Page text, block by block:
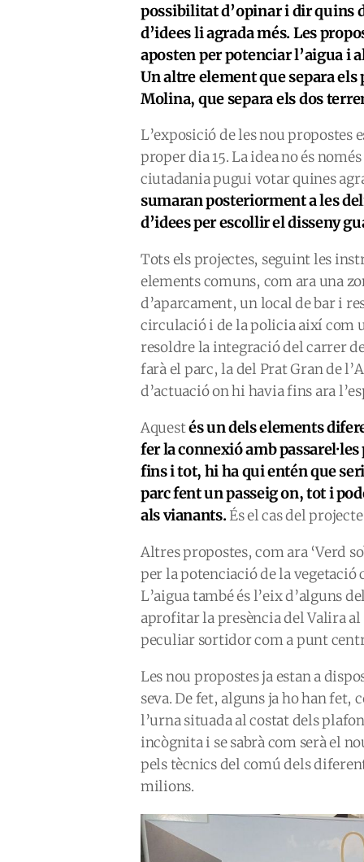
possibilitat d’opinar i dir quins
d’idees li agrada més. Les
aposten per potenciar l’aigua i
Un altre element que separa els
Molina, que separa els dos
L’exposició de les nou propostes
proper dia 15. La idea no és
ciutadania pugui votar quines
sumaran posteriorment a les
d’idees per escollir el disseny
Tots els projectes, seguint les
elements comuns, com ara una
d’aparcament, un local de bar i
circulació i de la policia així com
resoldre la integració del carrer
farà el parc, la del Prat Gran de
d’actuació on hi havia fins ara
Aquestés un dels elements
fer la connexió amb
fins i tot, hi ha qui entén que
parc fent un passeig on, tot i
als vianants.És el cas del
Altres propostes, com ara ‘Verd
per la potenciació de la
L’aigua també és l’eix d’alguns
aprofitar la presència del Valira al
peculiar sortidor com a punt
Les nou propostes ja estan a
seva. De fet, alguns ja ho han fet,
l’urna situada al costat dels
incògnita i se sabrà com serà el
pels tècnics del comú dels
milions.